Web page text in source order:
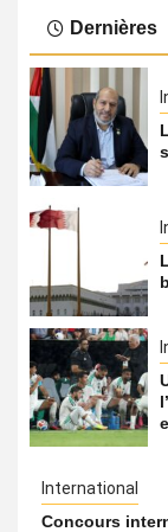
Dernières
International
Concours